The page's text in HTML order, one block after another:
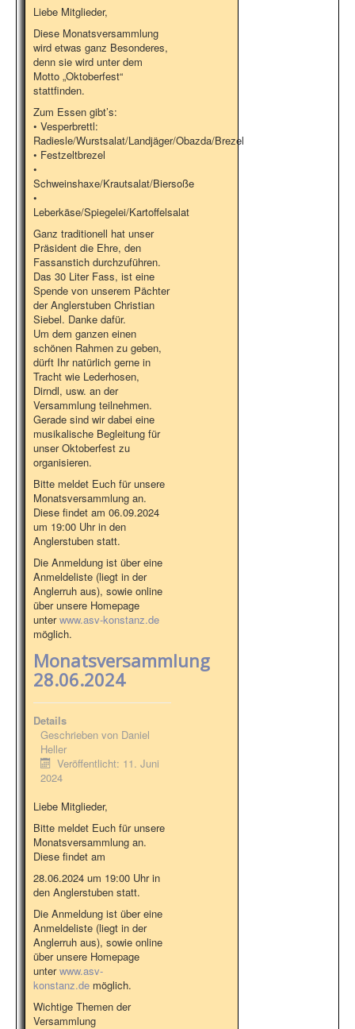
Liebe Mitglieder,
Diese Monatsversammlung
wird etwas ganz Besonderes,
denn sie wird unter dem
Motto „Oktoberfest“
stattfinden.
Zum Essen gibt’s:
• Vesperbrettl:
Radiesle/Wurstsalat/Landjäger/Obazda/Brezel
• Festzeltbrezel
•
Schweinshaxe/Krautsalat/Biersoße
•
Leberkäse/Spiegelei/Kartoffelsalat
Ganz traditionell hat unser
Präsident die Ehre, den
Fassanstich durchzuführen.
Das 30 Liter Fass, ist eine
Spende von unserem Pächter
der Anglerstuben Christian
Siebel. Danke dafür.
Um dem ganzen einen
schönen Rahmen zu geben,
dürft Ihr natürlich gerne in
Tracht wie Lederhosen,
Dirndl, usw. an der
Versammlung teilnehmen.
Gerade sind wir dabei eine
musikalische Begleitung für
unser Oktoberfest zu
organisieren.
Bitte meldet Euch für unsere
Monatsversammlung an.
Diese findet am 06.09.2024
um 19:00 Uhr in den
Anglerstuben statt.
Die Anmeldung ist über eine
Anmeldeliste (liegt in der
Anglerruh aus), sowie online
über unsere Homepage
unterwww.asv-konstanz.de
möglich.
Monatsversammlung
28.06.2024
Details
Geschrieben von Daniel
Heller
Veröffentlicht: 11. Juni
2024
Liebe Mitglieder,
Bitte meldet Euch für unsere
Monatsversammlung an.
Diese findet am
28.06.2024 um 19:00 Uhr in
den Anglerstuben statt.
Die Anmeldung ist über eine
Anmeldeliste (liegt in der
Anglerruh aus), sowie online
über unsere Homepage
unterwww.asv-
konstanz.de möglich.
Wichtige Themen der
Versammlung